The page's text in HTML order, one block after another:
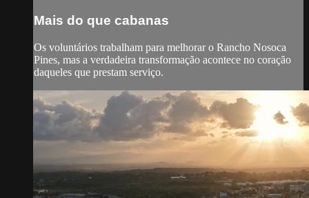
Mais do que cabanas
Os voluntários trabalham para melhorar o Rancho Nosoca
Pines, mas a verdadeira transformação acontece no coração
daqueles que prestam serviço.